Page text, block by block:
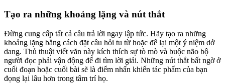
Tạo ra những khoảng lặng và nút thắt
Đừng cung cấp tất cả câu trả lời ngay lập tức. Hãy tạo ra những
khoảng lặng bằng cách đặt câu hỏi tu từ hoặc để lại một ý niệm dở
dang. Thủ thuật viết văn này kích thích sự tò mò và buộc não bộ
người đọc phải vận động để đi tìm lời giải. Những nút thắt bất ngờ ở
cuối đoạn hoặc cuối bài sẽ là điểm nhấn khiến tác phẩm của bạn
đọng lại lâu hơn trong tâm trí họ.